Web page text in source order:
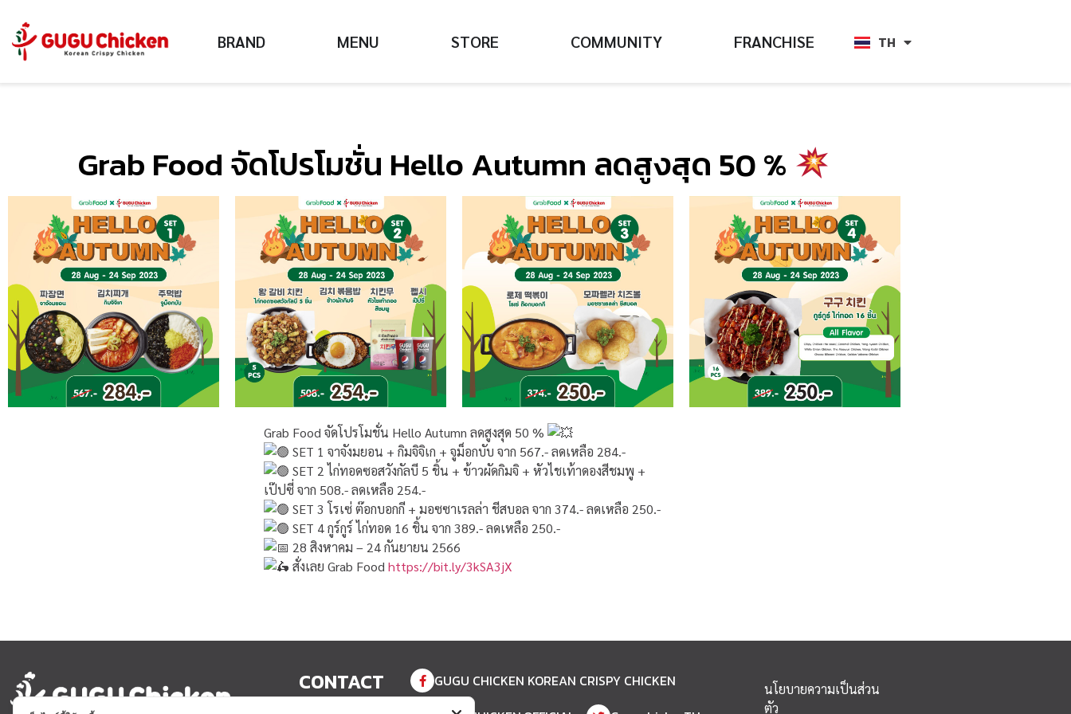
BRAND MENU STORE COMMUNITY FRANCHISE TH
EN
Grab Food จัดโปรโมชั่น Hello Autumn ลดสูงสุด 50 %
Grab Food จัดโปรโมชั่น Hello Autumn ลดสูงสุด 50 %
SET 1 จาจังมยอน + กิมจิจิเก + จูม็อกบับ จาก 567.- ลดเหลือ 284.-
SET 2 ไก่ทอดซอสวังกัลบี 5 ชิ้น + ข้าวผัดกิมจิ + หัวไชเท้าดองสีชมพู +
เป๊ปซี่ จาก 508.- ลดเหลือ 254.-
SET 3 โรเซ่ ต๊อกบอกกี + มอซซาเรลล่า ชีสบอล จาก 374.- ลดเหลือ 250.-
SET 4 กูร์กูร์ ไก่ทอด 16 ชิ้น จาก 389.- ลดเหลือ 250.-
28 สิงหาคม – 24 กันยายน 2566
สั่งเลย Grab Food https://bit.ly/3kSA3jX
CONTACT
GUGU CHICKEN KOREAN CRISPY CHICKEN
นโยบายความเป็นส่วน
ตัว